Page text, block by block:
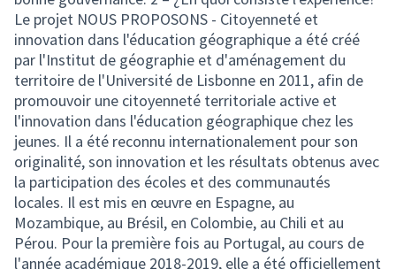
Le projet NOUS PROPOSONS - Citoyenneté et
innovation dans l'éducation géographique a été créé
par l'Institut de géographie et d'aménagement du
territoire de l'Université de Lisbonne en 2011, afin de
promouvoir une citoyenneté territoriale active et
l'innovation dans l'éducation géographique chez les
jeunes. Il a été reconnu internationalement pour son
originalité, son innovation et les résultats obtenus avec
la participation des écoles et des communautés
locales. Il est mis en œuvre en Espagne, au
Mozambique, au Brésil, en Colombie, au Chili et au
Pérou. Pour la première fois au Portugal, au cours de
l'année académique 2018-2019, elle a été officiellement